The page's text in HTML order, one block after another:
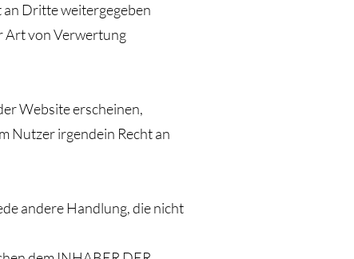
Dritte weitergegeben
Art von Verwertung
Website erscheinen,
Nutzer irgendein Recht an
andere Handlung, die nicht